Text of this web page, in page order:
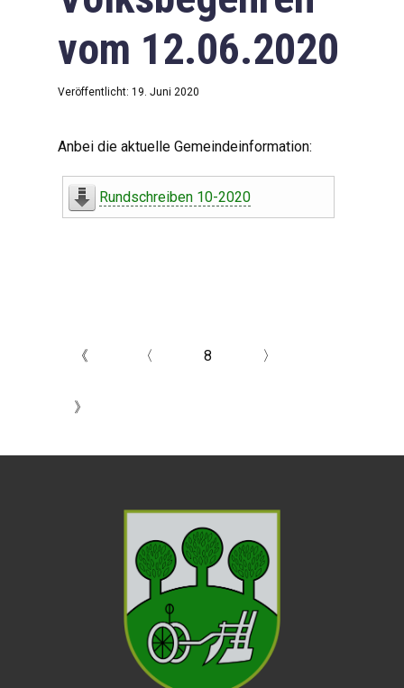
vom 12.06.2020
Veröffentlicht: 19. Juni 2020
Anbei die aktuelle Gemeindeinformation:
Rundschreiben 10-2020
《 〈 8 〉
》